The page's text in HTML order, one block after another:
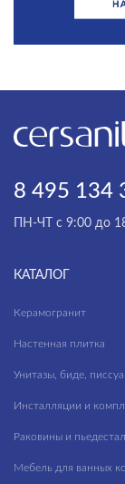
8 495 134
ПН-ЧТ с 9:00 до
КАТАЛОГ
Керамогранит
Настенная плитка
Унитазы, биде,
Инсталляции и
Раковины и
Мебель для ванных